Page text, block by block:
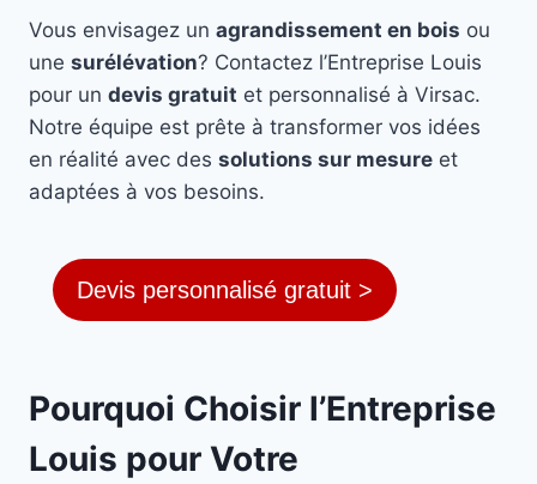
Vous envisagez un agrandissement en bois ou
une surélévation? Contactez l’Entreprise Louis
pour un devis gratuit et personnalisé à Virsac.
Notre équipe est prête à transformer vos idées
en réalité avec des solutions sur mesure et
adaptées à vos besoins.
Devis personnalisé gratuit >
Pourquoi Choisir l’Entreprise
Louis pour Votre